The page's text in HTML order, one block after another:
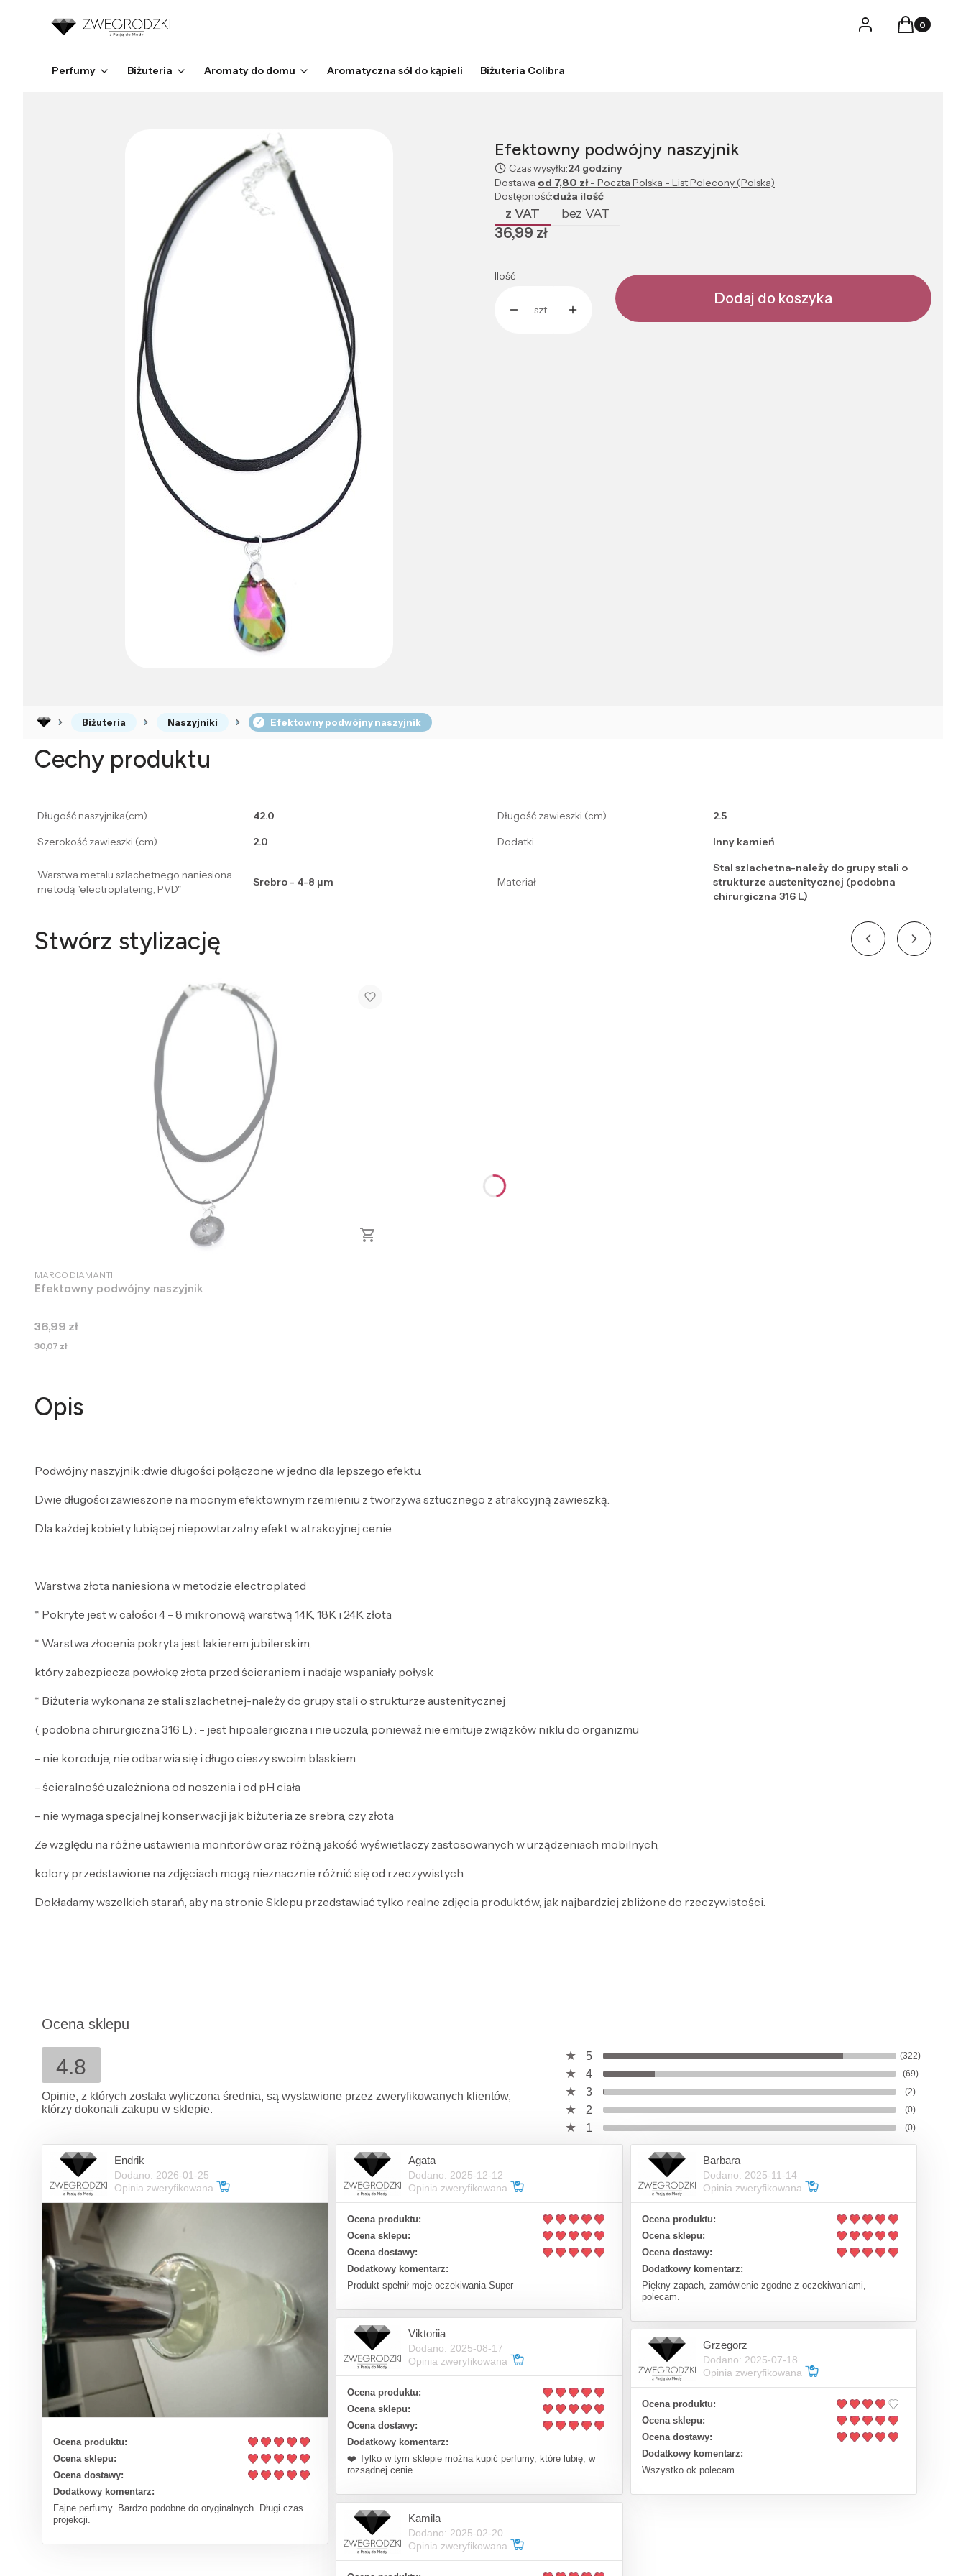
LogowanieProdukty w
Koszyk
Perfumy Biżuteria Aromaty do domu Aromatyczna sól do kąpieli Biżuteria Colibra
Efektowny podwójny naszyjnik
Czas wysyłki:24 godziny
Dostawa od 7,80 zł- Poczta Polska - List Polecony (Polska)
Dostępność:duża ilość
z VAT bez VAT
Cena
36,99 zł
Ilość
szt.
Dodaj do koszyka
Biżuteria Naszyjniki Efektowny podwójny naszyjnik
Cechy produktu
Długość naszyjnika(cm) 42.0 Długość zawieszki (cm)
2.5
Szerokość zawieszki (cm)
2.0 Dodatki Inny kamień
Warstwa metalu szlachetnego naniesiona
metodą "electroplateing, PVD"
Srebro - 4-8 μm Materiał
Stal szlachetna-należy do grupy stali o
strukturze austenitycznej (podobna
chirurgiczna 316 L)
Stwórz stylizację
PRODUCENT
MARCO DIAMANTI
Efektowny podwójny naszyjnik
Cena
36,99 zł
Cena
30,07 zł
Opis
Podwójny naszyjnik :dwie długości połączone w jedno dla lepszego efektu.
Dwie długości zawieszone na mocnym efektownym rzemieniu z tworzywa sztucznego z atrakcyjną zawieszką.
Dla każdej kobiety lubiącej niepowtarzalny efekt w atrakcyjnej cenie.
Warstwa złota naniesiona w metodzie electroplated
* Pokryte jest w całości 4 - 8 mikronową warstwą 14K, 18K i 24K złota
* Warstwa złocenia pokryta jest lakierem jubilerskim,
który zabezpiecza powłokę złota przed ścieraniem i nadaje wspaniały połysk
* Biżuteria wykonana ze stali szlachetnej-należy do grupy stali o strukturze austenitycznej
( podobna chirurgiczna 316 L) : - jest hipoalergiczna i nie uczula, ponieważ nie emituje związków niklu do organizmu
- nie koroduje, nie odbarwia się i długo cieszy swoim blaskiem
- ścieralność uzależniona od noszenia i od pH ciała
- nie wymaga specjalnej konserwacji jak biżuteria ze srebra, czy złota
Ze względu na różne ustawienia monitorów oraz różną jakość wyświetlaczy zastosowanych w urządzeniach mobilnych,
kolory przedstawione na zdjęciach mogą nieznacznie różnić się od rzeczywistych.
Dokładamy wszelkich starań, aby na stronie Sklepu przedstawiać tylko realne zdjęcia produktów, jak najbardziej zbliżone do rzeczywistości.
Ocena sklepu
4.8
Opinie, z których została wyliczona średnia, są wystawione przez zweryfikowanych klientów,
którzy dokonali zakupu w sklepie.
5 (322)
4 (69)
3 (2)
2 (0)
1 (0)
Endrik
Dodano: 2026-01-25
Opinia zweryfikowana
Ocena produktu:
Ocena sklepu:
Ocena dostawy:
Dodatkowy komentarz:
Fajne perfumy. Bardzo podobne do oryginalnych. Długi czas
projekcji.
Agata
Dodano: 2025-12-12
Opinia zweryfikowana
Ocena produktu:
Ocena sklepu:
Ocena dostawy:
Dodatkowy komentarz:
Produkt spełnił moje oczekiwania Super
Barbara
Dodano: 2025-11-14
Opinia zweryfikowana
Ocena produktu:
Ocena sklepu:
Ocena dostawy:
Dodatkowy komentarz:
Piękny zapach, zamówienie zgodne z oczekiwaniami,
polecam.
Viktoriia
Dodano: 2025-08-17
Opinia zweryfikowana
Ocena produktu:
Ocena sklepu:
Ocena dostawy:
Dodatkowy komentarz:
❤️ Tylko w tym sklepie można kupić perfumy, które lubię, w
rozsądnej cenie.
Grzegorz
Dodano: 2025-07-18
Opinia zweryfikowana
Ocena produktu:
Ocena sklepu:
Ocena dostawy:
Dodatkowy komentarz:
Wszystko ok polecam
Kamila
Dodano: 2025-02-20
Opinia zweryfikowana